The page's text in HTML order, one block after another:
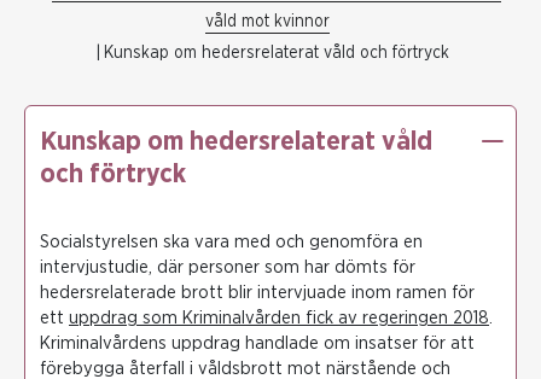
våld mot kvinnor
Kunskap om hedersrelaterat våld och förtryck
Kunskap om hedersrelaterat våld
och förtryck
Socialstyrelsen ska vara med och genomföra en
intervjustudie, där personer som har dömts för
hedersrelaterade brott blir intervjuade inom ramen för
ett uppdrag som Kriminalvården fick av regeringen 2018
Kriminalvårdens uppdrag handlade om insatser för att
förebygga återfall i våldsbrott mot närstående och